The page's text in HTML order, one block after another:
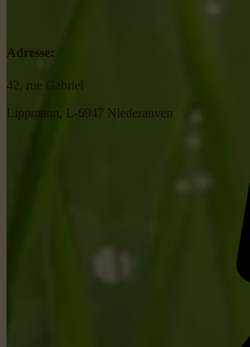
Adresse:
42, rue Gabriel
Lippmann, L-6947 Niederanven